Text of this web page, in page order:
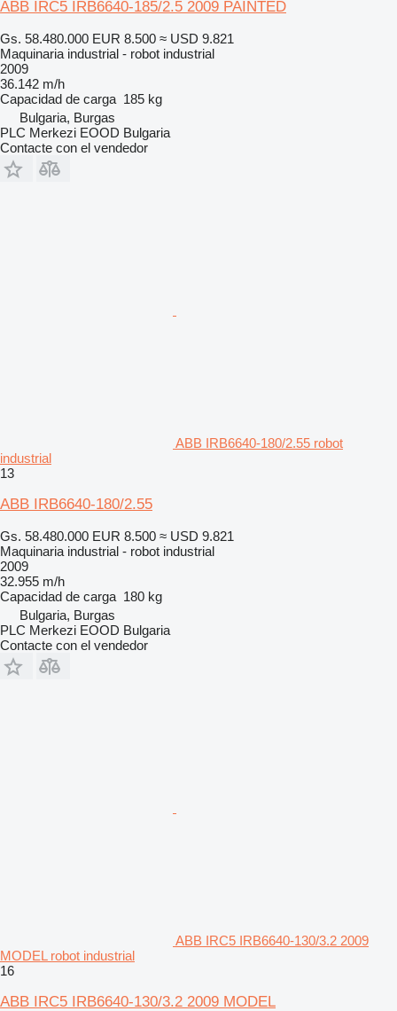
ABB IRC5 IRB6640-185/2.5 2009 PAINTED
Gs. 58.480.000 EUR 8.500 ≈ USD 9.821
Maquinaria industrial - robot industrial
2009
36.142 m/h
Capacidad de carga 185 kg
Bulgaria, Burgas
PLC Merkezi EOOD Bulgaria
Contacte con el vendedor
ABB IRB6640-180/2.55 robot
industrial
13
ABB IRB6640-180/2.55
Gs. 58.480.000 EUR 8.500 ≈ USD 9.821
Maquinaria industrial - robot industrial
2009
32.955 m/h
Capacidad de carga 180 kg
Bulgaria, Burgas
PLC Merkezi EOOD Bulgaria
Contacte con el vendedor
ABB IRC5 IRB6640-130/3.2 2009
MODEL robot industrial
16
ABB IRC5 IRB6640-130/3.2 2009 MODEL